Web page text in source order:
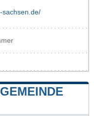
sachsen.de/